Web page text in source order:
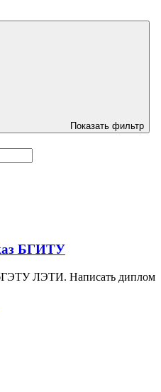
Показать фильтр
БГИТУ
ЛЭТИ. Написать диплом